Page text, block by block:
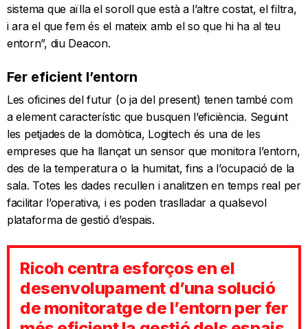
sistema que aïlla el soroll que està a l’altre costat, el filtra,
i ara el que fem és el mateix amb el so que hi ha al teu
entorn”, diu Deacon.
Fer eficient l’entorn
Les oficines del futur (o ja del present) tenen també com
a element característic que busquen l’eficiència. Seguint
les petjades de la domòtica, Logitech és una de les
empreses que ha llançat un sensor que monitora l’entorn,
des de la temperatura o la humitat, fins a l’ocupació de la
sala. Totes les dades recullen i analitzen en temps real per
facilitar l’operativa, i es poden traslladar a qualsevol
plataforma de gestió d’espais.
Ricoh centra esforços en el
desenvolupament d’una solució
de monitoratge de l’entorn per fer